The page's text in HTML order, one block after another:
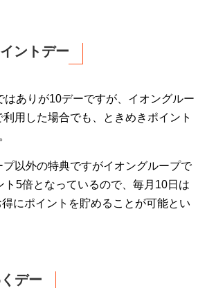
ントデー
はありが10デーですが、イオングルー
用した場合でも、ときめきポイント
プ以外の特典ですがイオングループで
ト5倍となっているので、毎月10日は
にポイントを貯めることが可能とい
デー